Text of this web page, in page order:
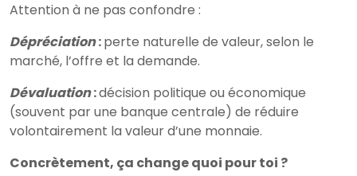
Attention à ne pas confondre :
Dépréciation:perte naturelle de valeur, selon le
marché, l’offre et la demande.
Dévaluation:décision politique ou économique
(souvent par une banque centrale) de réduire
volontairement la valeur d’une monnaie.
Concrètement, ça change quoi pour toi ?